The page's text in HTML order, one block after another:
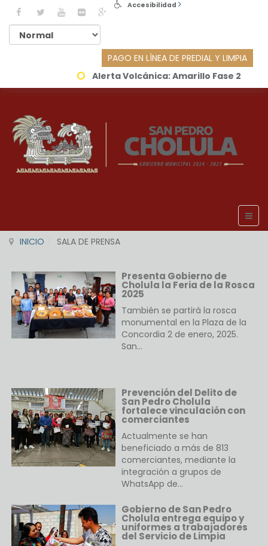
Accesibilidad
PAGO EN LÍNEA DE PREDIAL Y LIMPIA
Alerta Volcánica:Amarillo Fase 2
INICIO SALA DE PRENSA
Presenta Gobierno de
Cholula la Feria de la Rosca
2025
También se partirá la rosca
monumental en la Plaza de la
Concordia 2 de enero, 2025.
San…
Prevención del Delito de
San Pedro Cholula
fortalece vinculación con
comerciantes
Actualmente se han
beneficiado a más de 813
comerciantes, mediante la
integración a grupos de
WhatsApp de…
Gobierno de San Pedro
Cholula entrega equipo y
uniformes a trabajadores
del Servicio de Limpia